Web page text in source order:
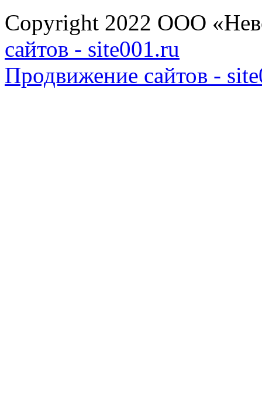
Copyright 2022 ООО
сайтов - site001.ru
Продвижение сайтов -